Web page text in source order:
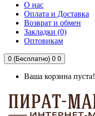
О нас
Оплата и Доставка
Возврат и обмен
Закладки (0)
Оптовикам
0 (Бесплатно) 0 0
Ваша корзина пуста!